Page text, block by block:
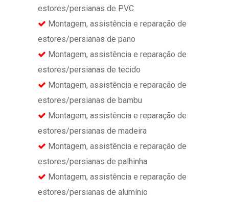
estores/persianas de PVC
Montagem, assistência e reparação de
estores/persianas de pano
Montagem, assistência e reparação de
estores/persianas de tecido
Montagem, assistência e reparação de
estores/persianas de bambu
Montagem, assistência e reparação de
estores/persianas de madeira
Montagem, assistência e reparação de
estores/persianas de palhinha
Montagem, assistência e reparação de
estores/persianas de alumínio